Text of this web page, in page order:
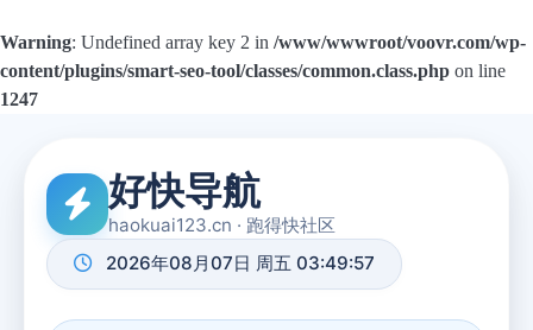
Warning: Undefined array key 2 in /www/wwwroot/voovr.com/wp-
content/plugins/smart-seo-tool/classes/common.class.php on line
1247